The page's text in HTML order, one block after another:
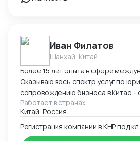
Иван Филатов
Шанхай, Китай
Более 15 лет опыта в сфере
Оказываю весь спектр услуг по юридическому
сопровождению бизнеса в Китае -
компании с участием граждан
разрешения на работу, миграции
счетов в местном банке,
на въезд до взаимодействия с
Работает в странах
Китай, Россия